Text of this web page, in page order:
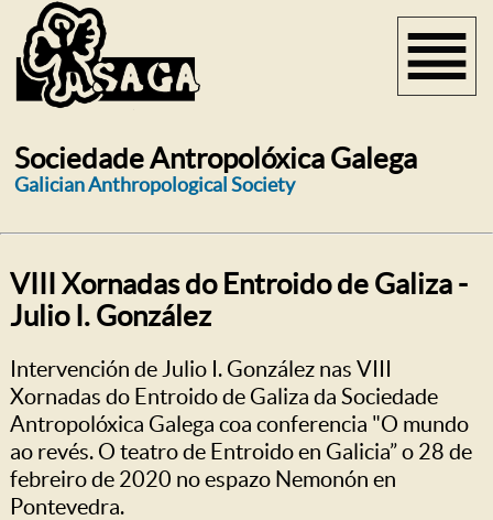
Sociedade Antropolóxica Galega
Galician Anthropological Society
VIII Xornadas do Entroido de Galiza -
Julio I. González
Intervención de Julio I. González nas VIII
Xornadas do Entroido de Galiza da Sociedade
Antropolóxica Galega coa conferencia "O mundo
ao revés. O teatro de Entroido en Galicia” o 28 de
febreiro de 2020 no espazo Nemonón en
Pontevedra.